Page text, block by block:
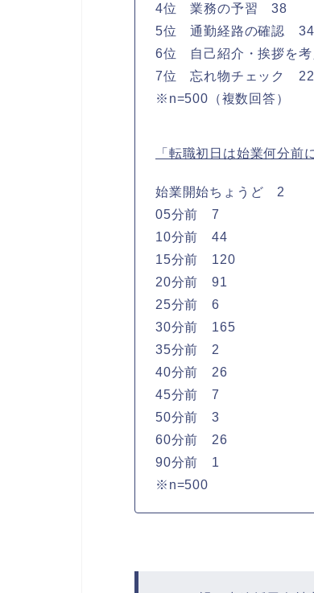
4位 業務の予習 38
5位 通勤経路の確認 34
6位 自己紹介・挨拶を
7位 忘れ物チェック 22
※n=500（複数回答）
「転職初日は始業何分前
始業開始ちょうど 2
05分前 7
10分前 44
15分前 120
20分前 91
25分前 6
30分前 165
35分前 2
40分前 26
45分前 7
50分前 3
60分前 26
90分前 1
※n=500